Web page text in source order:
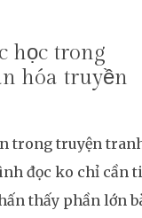
học trong
hóa truyền
trong truyện
đọc ko chỉ cần
thấy phần lớn